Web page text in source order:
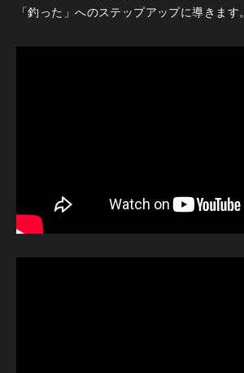
「釣った」へのステップアップに導きます。